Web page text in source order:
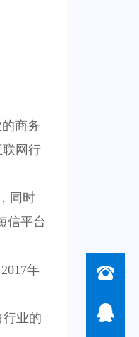
商务
联网行
同时
信平台
2017年
业的